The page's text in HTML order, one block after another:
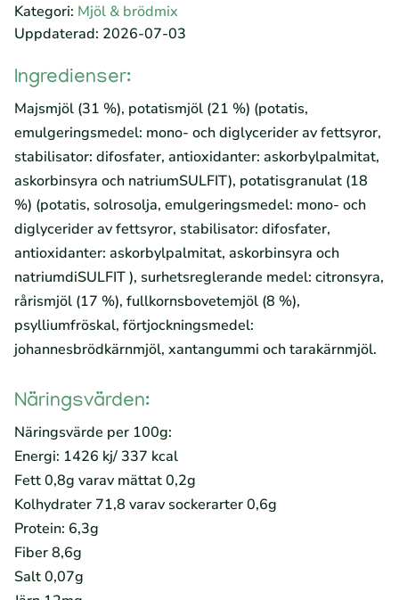
Kategori: Mjöl & brödmix
Uppdaterad: 2026-07-03
Ingredienser:
Majsmjöl (31 %), potatismjöl (21 %) (potatis,
emulgeringsmedel: mono- och diglycerider av fettsyror,
stabilisator: difosfater, antioxidanter: askorbylpalmitat,
askorbinsyra och natriumSULFIT), potatisgranulat (18
%) (potatis, solrosolja, emulgeringsmedel: mono- och
diglycerider av fettsyror, stabilisator: difosfater,
antioxidanter: askorbylpalmitat, askorbinsyra och
natriumdiSULFIT ), surhetsreglerande medel: citronsyra,
rårismjöl (17 %), fullkornsbovetemjöl (8 %),
psylliumfröskal, förtjockningsmedel:
johannesbrödkärnmjöl, xantangummi och tarakärnmjöl.
Näringsvärden:
Näringsvärde per 100g:
Energi: 1426 kj/ 337 kcal
Fett 0,8g varav mättat 0,2g
Kolhydrater 71,8 varav sockerarter 0,6g
Protein: 6,3g
Fiber 8,6g
Salt 0,07g